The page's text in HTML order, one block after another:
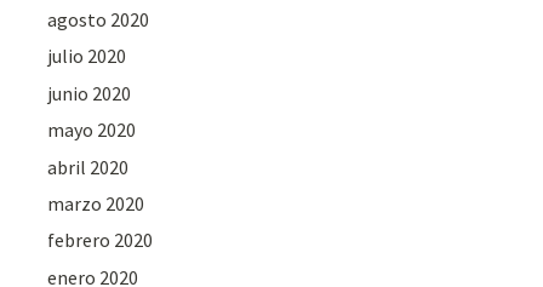
agosto 2020
julio 2020
junio 2020
mayo 2020
abril 2020
marzo 2020
febrero 2020
enero 2020